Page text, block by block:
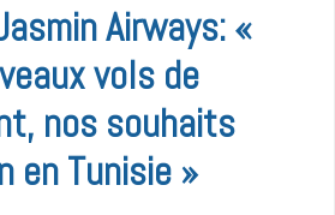
Airways: «
vols de
nos souhaits
en Tunisie »